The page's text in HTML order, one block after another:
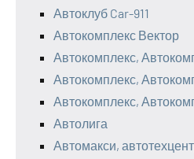
Автоклуб Car-911
Автокомплекс Вектор
Автокомплекс,
Автокомплекс,
Автокомплекс,
Автолига
Автомакси,